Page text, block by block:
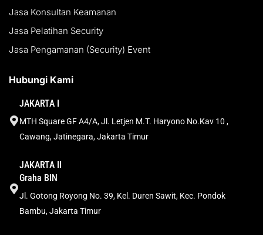
Jasa Konsultan Keamanan
Jasa Pelatihan Security
Jasa Pengamanan (Security) Event
Hubungi Kami
JAKARTA I
MTH Square GF A4/A, Jl. Letjen M.T. Haryono No.Kav 10 ,
Cawang, Jatinegara, Jakarta Timur
JAKARTA II
Graha BIN
Jl. Gotong Royong No. 39, Kel. Duren Sawit, Kec. Pondok
Bambu, Jakarta Timur